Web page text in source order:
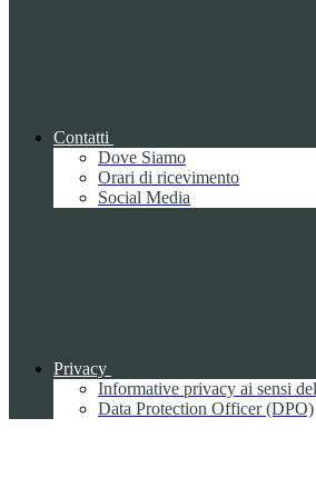
Contatti
Dove Siamo
Orari di ricevimento
Social Media
Privacy
Informative privacy ai sensi
Data Protection Officer (DPO)